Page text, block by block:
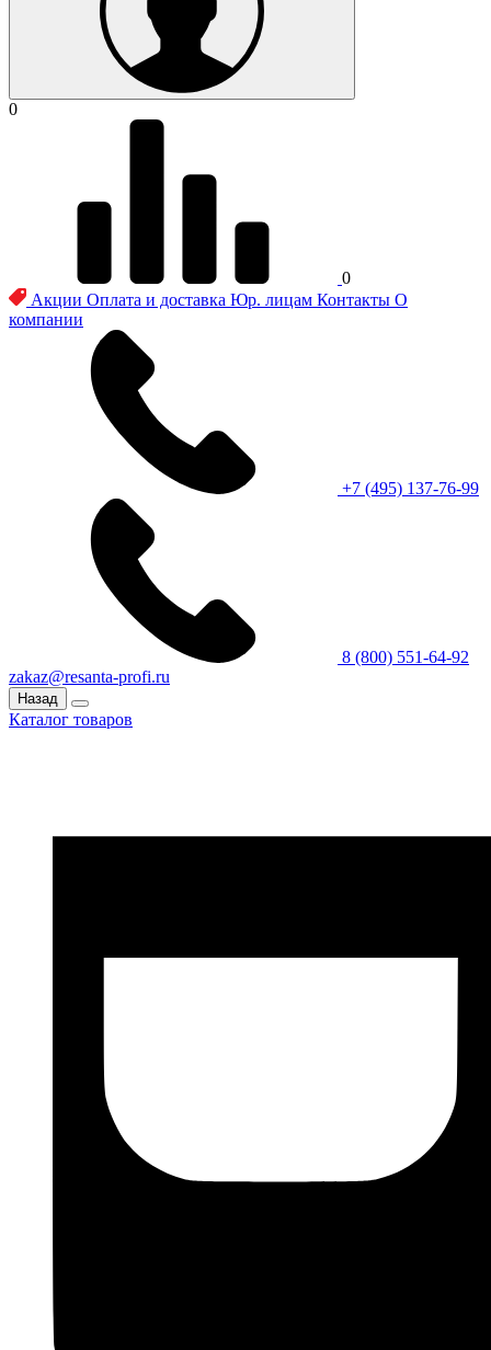
0
0
Акции Оплата и доставка Юр. лицам Контакты О
компании
+7 (495) 137-76-99
8 (800) 551-64-92
zakaz@resanta-profi.ru
Назад
Каталог товаров